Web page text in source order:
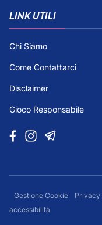
LINK UTILI
Chi Siamo
Come Contattarci
Disclaimer
Gioco Responsabile
Gestione Cookie Privacy
accessibilità